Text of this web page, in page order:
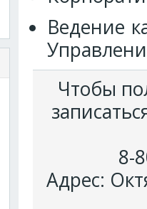
Ведение
Чтобы
8-
Адрес: